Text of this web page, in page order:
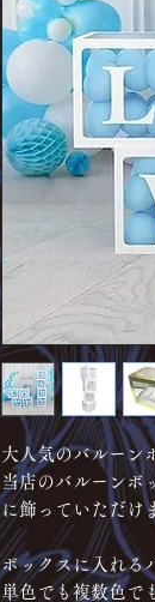
大人気のバルーン
当店のバルーンボ
に飾っていただけ
ボックスに入れる
単色でも複数色で